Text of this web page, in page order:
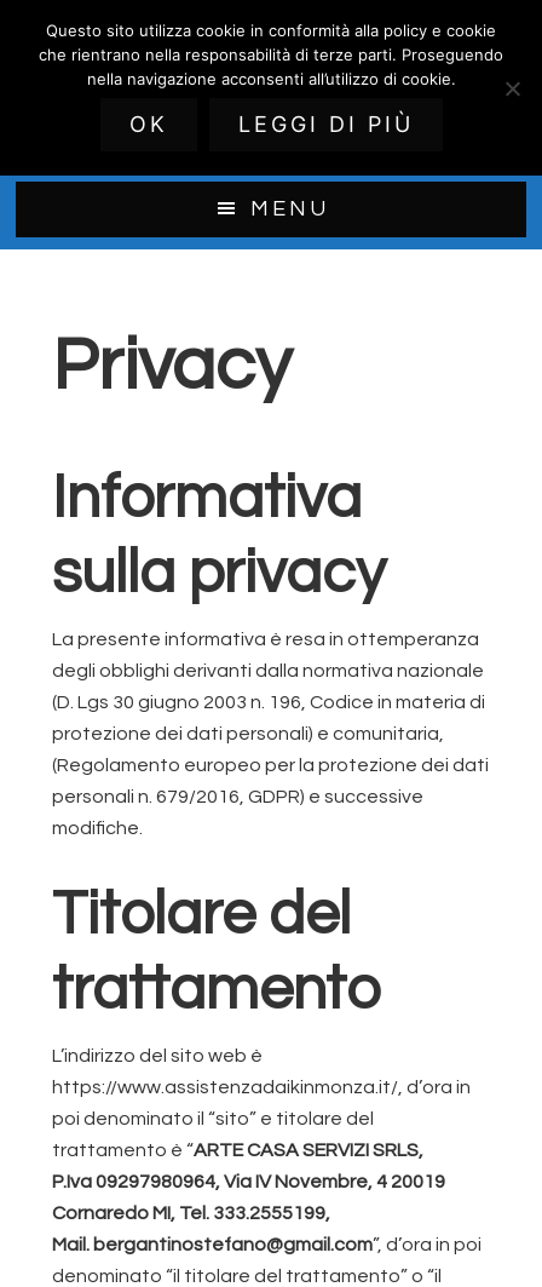
contenuto
Assistenza Climatizzatori
Daikin Monza
installazione e riparazione Daikin
MENU
Privacy
Informativa
sulla privacy
La presente informativa è resa in ottemperanza
degli obblighi derivanti dalla normativa nazionale
(D. Lgs 30 giugno 2003 n. 196, Codice in materia di
protezione dei dati personali) e comunitaria,
(Regolamento europeo per la protezione dei dati
personali n. 679/2016, GDPR) e successive
modifiche.
Titolare del
trattamento
L’indirizzo del sito web è
https://www.assistenzadaikinmonza.it/, d’ora in
poi denominato il “sito” e titolare del
trattamento è “ARTE CASA SERVIZI SRLS,
P.Iva 09297980964, Via IV Novembre, 4 20019
Cornaredo MI, Tel. 333.2555199,
Mail. bergantinostefano@gmail.com”, d’ora in poi
denominato “il titolare del trattamento” o “il
Questo sito utilizza cookie in conformità alla policy e cookie
che rientrano nella responsabilità di terze parti. Proseguendo
nella navigazione acconsenti all’utilizzo di cookie.
OK LEGGI DI PIÙ